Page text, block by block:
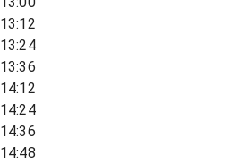
13:12
13:24
13:36
14:12
14:24
14:36
14:48